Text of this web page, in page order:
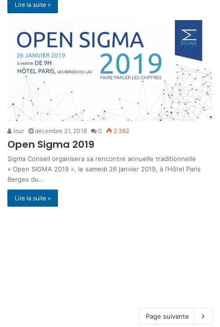
Lire la suite »
tour décembre 31, 2018 0 2 362
Open Sigma 2019
Sigma Conseil organisera sa rencontre annuelle traditionnelle
« Open SIGMA 2019 », le samedi 26 janvier 2019, à l’Hôtel Paris
Berges du…
Lire la suite »
Page suivante